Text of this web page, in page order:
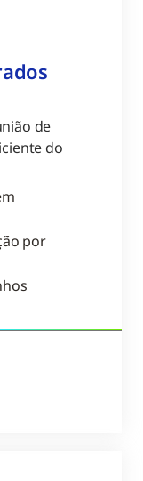
de
do
por